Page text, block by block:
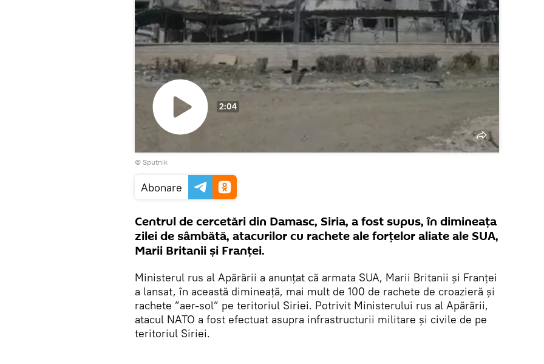
Play
2:04
© Sputnik
Abonare
Centrul de cercetări din Damasc, Siria, a fost supus, în dimineața
zilei de sâmbătă, atacurilor cu rachete ale forțelor aliate ale SUA,
Marii Britanii și Franței.
Ministerul rus al Apărării a anunțat că armata SUA, Marii Britanii și Franței
a lansat, în această dimineață, mai mult de 100 de rachete de croazieră și
rachete ”aer-sol” pe teritoriul Siriei. Potrivit Ministerului rus al Apărării,
atacul NATO a fost efectuat asupra infrastructurii militare și civile de pe
teritoriul Siriei.